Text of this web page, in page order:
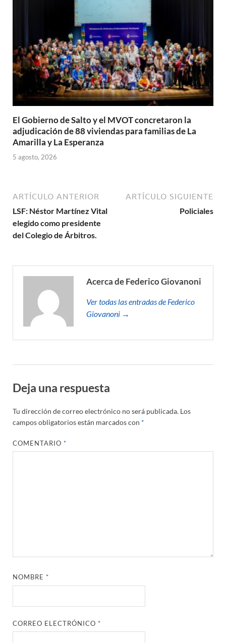
El Gobierno de Salto y el MVOT concretaron la
adjudicación de 88 viviendas para familias de La
Amarilla y La Esperanza
5 agosto, 2026
ARTÍCULO ANTERIOR
LSF: Néstor Martínez Vital
elegido como presidente
del Colegio de Árbitros.
ARTÍCULO SIGUIENTE
Policiales
Acerca de Federico Giovanoni
Ver todas las entradas de Federico
Giovanoni →
Deja una respuesta
Tu dirección de correo electrónico no será publicada. Los
campos obligatorios están marcados con *
COMENTARIO*
NOMBRE*
CORREO ELECTRÓNICO*